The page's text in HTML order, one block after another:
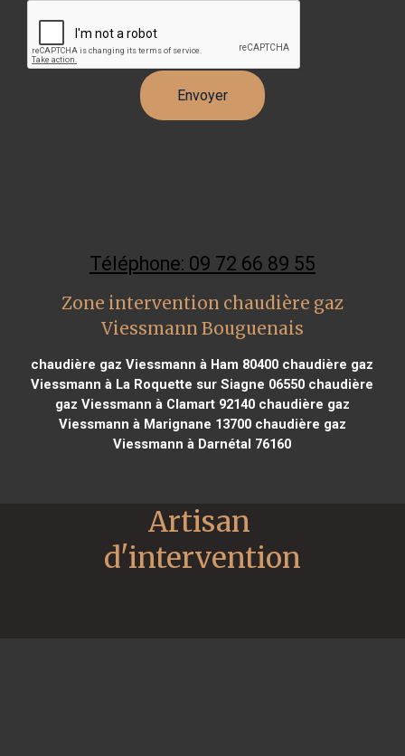
Téléphone: 09 72 66 89 55
Zone intervention chaudière gaz
Viessmann Bouguenais
chaudière gaz Viessmann à Ham 80400 chaudière gaz
Viessmann à La Roquette sur Siagne 06550 chaudière
gaz Viessmann à Clamart 92140chaudière gaz
Viessmann à Marignane 13700chaudière gaz
Viessmann à Darnétal 76160
Artisan
d'intervention